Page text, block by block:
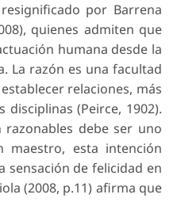
por Barrena
quienes admiten que
humana desde la
La razón es una facultad
relaciones, más
(Peirce, 1902).
razonables debe ser uno
esta intención
sensación de felicidad en
(2008, p.11) afirma que